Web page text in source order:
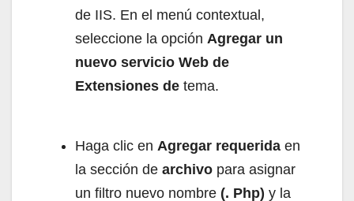
de IIS. En el menú contextual,
seleccione la opción Agregar un
nuevo servicio Web de
Extensiones de tema.
Haga clic en Agregar requerida en
la sección de archivo para asignar
un filtro nuevo nombre (. Php) y la